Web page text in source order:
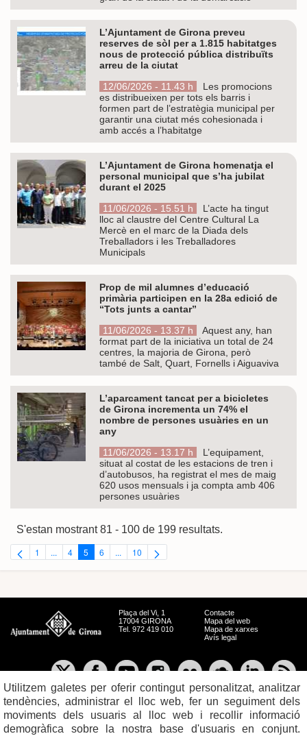
L’Ajuntament de Girona preveu
reserves de sòl per a 1.815 habitatges
nous de protecció pública distribuïts
arreu de la ciutat
12/06/2026 - 11.43 h
Les promocions
es distribueixen per tots els barris i
formen part de l’estratègia municipal per
garantir una ciutat més cohesionada i
amb accés a l’habitatge
L’Ajuntament de Girona homenatja el
personal municipal que s’ha jubilat
durant el 2025
11/06/2026 - 15.51 h
L’acte ha tingut
lloc al claustre del Centre Cultural La
Mercè en el marc de la Diada dels
Treballadors i les Treballadores
Municipals
Prop de mil alumnes d’educació
primària participen en la 28a edició de
“Tots junts a cantar”
11/06/2026 - 13.37 h
Aquest any, han
format part de la iniciativa un total de 24
centres, la majoria de Girona, però
també de Salt, Quart, Fornells i Aiguaviva
L’aparcament tancat per a bicicletes
de Girona incrementa un 74% el
nombre de persones usuàries en un
any
11/06/2026 - 13.17 h
L’equipament,
situat al costat de les estacions de tren i
d’autobusos, ha registrat el mes de maig
620 usos mensuals i ja compta amb 406
persones usuàries
S'estan mostrant 81 - 100 de 199 resultats.
Pàgina
1 ...Pàgines intermèdies Utilitzeu TAB per navegar.
Pàgina
4 Pàgina
5 Pàgina
6 ...Pàgines intermèdies Utilitzeu TAB per navegar.
Pàgina
10
Plaça del Vi, 1
17004 GIRONA
Tel. 972 419 010
Contacte
Mapa del web
Mapa de xarxes
Avís legal
Utilitzem galetes per oferir contingut personalitzat, analitzar
tendències, administrar el lloc web, fer un seguiment dels
moviments dels usuaris al lloc web i recollir informació
demogràfica sobre la nostra base d'usuaris en conjunt.